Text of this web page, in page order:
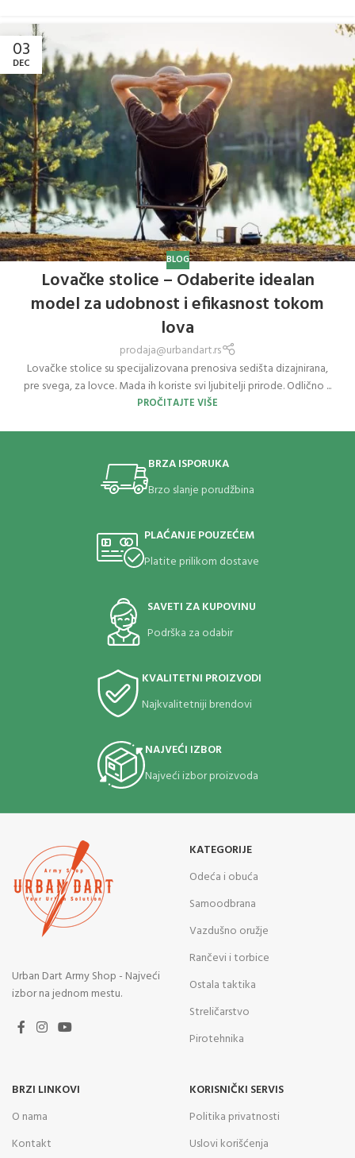
03
DEC
BLOG
Lovačke stolice – Odaberite idealan
model za udobnost i efikasnost tokom
lova
prodaja@urbandart.rs
Lovačke stolice su specijalizovana prenosiva sedišta dizajnirana,
pre svega, za lovce. Mada ih koriste svi ljubitelji prirode. Odlično ...
PROČITAJTE VIŠE
BRZA ISPORUKA
Brzo slanje porudžbina
PLAĆANJE POUZEĆEM
Platite prilikom dostave
SAVETI ZA KUPOVINU
Podrška za odabir
KVALITETNI PROIZVODI
Najkvalitetniji brendovi
NAJVEĆI IZBOR
Najveći izbor proizvoda
Urban Dart Army Shop - Najveći
izbor na jednom mestu.
KATEGORIJE
Odeća i obuća
Samoodbrana
Vazdušno oružje
Rančevi i torbice
Ostala taktika
Streličarstvo
Pirotehnika
BRZI LINKOVI
O nama
Kontakt
KORISNIČKI SERVIS
Politika privatnosti
Uslovi korišćenja